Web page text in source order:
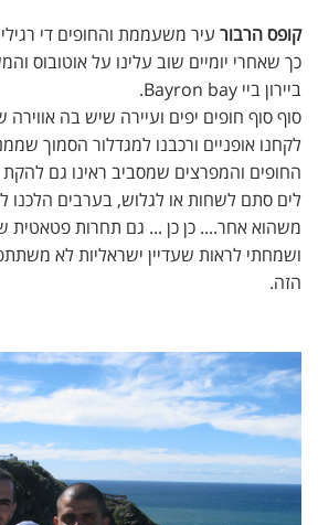
קופס הרבור עיר משעממת והחופים די
כך שאחרי יומיים שוב עלינו על אוטובוס
ביירון ביי Bayron bay.
סוף סוף חופים יפים ועיירה שיש בה אווירה
לקחנו אופניים ורכבנו למגדלור הסמוך
החופים והמפרצים שמסביב ראינו גם להקת
לים סתם לשחות או לגלוש, בערבים הלכנו
משהוא אחר.... כן כן ... גם תחרות פטאטית
ושמחתי לראות שעדיין ישראליות לא
הזה.